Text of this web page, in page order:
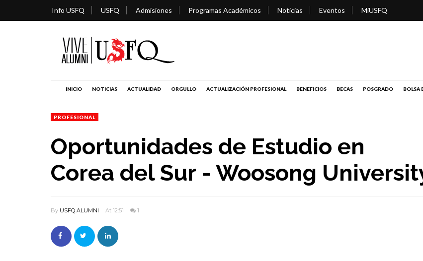
Info USFQ USFQ Admisiones Programas Académicos Noticias Eventos MiUSFQ
INICIO NOTICIAS ACTUALIDAD ORGULLO ACTUALIZACIÓN PROFESIONAL BENEFICIOS BECAS POSGRADO BOLSA
PROFESIONAL
Oportunidades de Estudio en
Corea del Sur - Woosong
By USFQ ALUMNI At 12:51 1